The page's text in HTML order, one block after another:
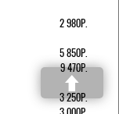
2 980Р.
5 850Р.
9 470Р.
3 250Р.